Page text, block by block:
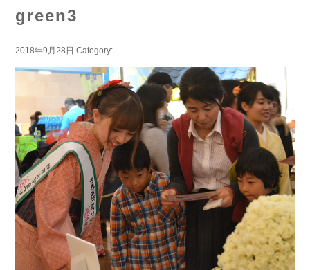
green3
2018年9月28日 Category: